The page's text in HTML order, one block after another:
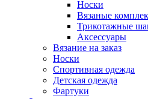
Носки
Вязаные
Трикотажные
Аксессуары
Вязание на заказ
Носки
Спортивная одежда
Детская одежда
Фартуки